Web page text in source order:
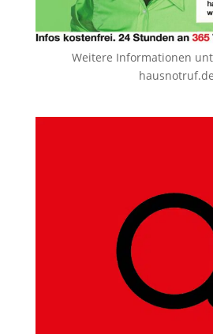
Weitere Informationen
hausnotruf.de